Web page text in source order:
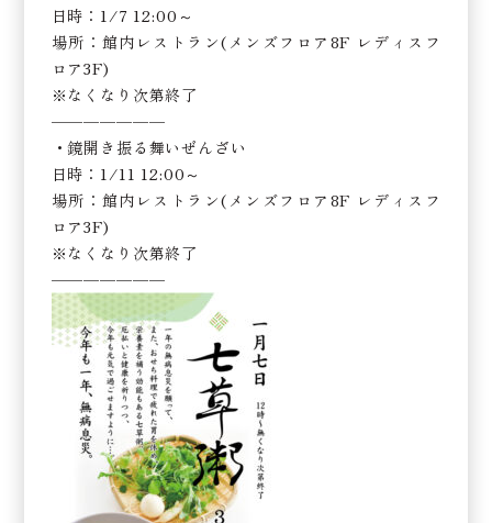
日時：1/7 12:00～
場所：館内レストラン(メンズフロア8F レディスフ
ロア3F)
※なくなり次第終了
———————
・鏡開き振る舞いぜんざい
日時：1/11 12:00～
場所：館内レストラン(メンズフロア8F レディスフ
ロア3F)
※なくなり次第終了
———————